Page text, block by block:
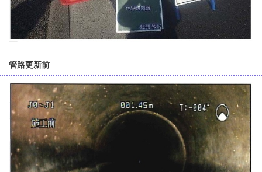
管路更新前